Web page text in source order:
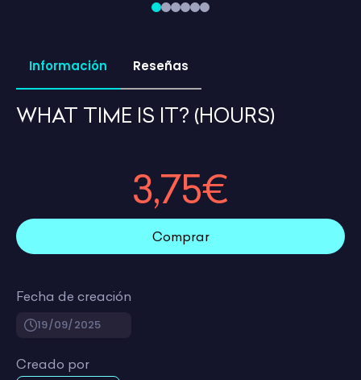
Información Reseñas
WHAT TIME IS IT? (HOURS)
Fecha de creación
19/09/2025
Creado por
3,75€
Comprar